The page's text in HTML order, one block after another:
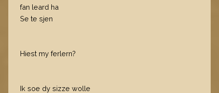
fan leard ha
Se te sjen
Hiest my ferlern?
Ik soe dy sizze wolle